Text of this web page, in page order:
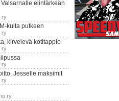
elintärkeän
ry
kulta putkeen
ry
kirvelevä kotitappio
ry
ry
Jesselle maksimit
ry
ry